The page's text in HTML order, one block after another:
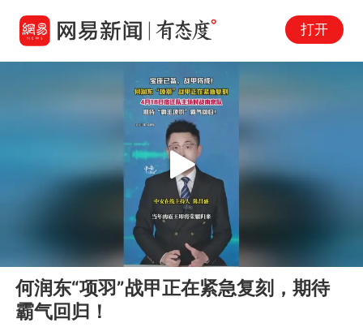
打开
Play
何润东“项羽”战甲正在紧急复刻，期待
霸气回归！